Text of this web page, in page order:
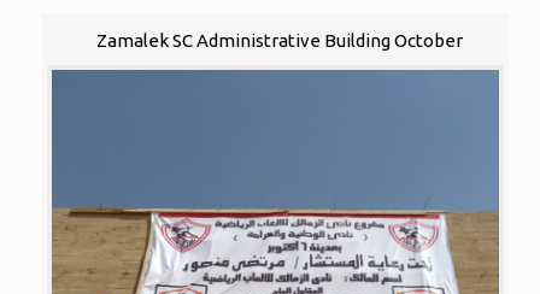
Zamalek SC Administrative Building October